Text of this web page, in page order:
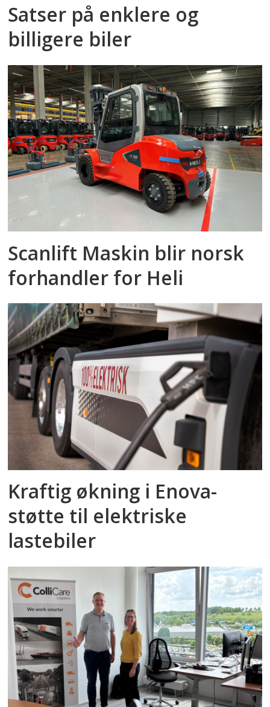
Satser på enklere og
billigere biler
Scanlift Maskin blir norsk
forhandler for Heli
Kraftig økning i Enova-
støtte til elektriske
lastebiler